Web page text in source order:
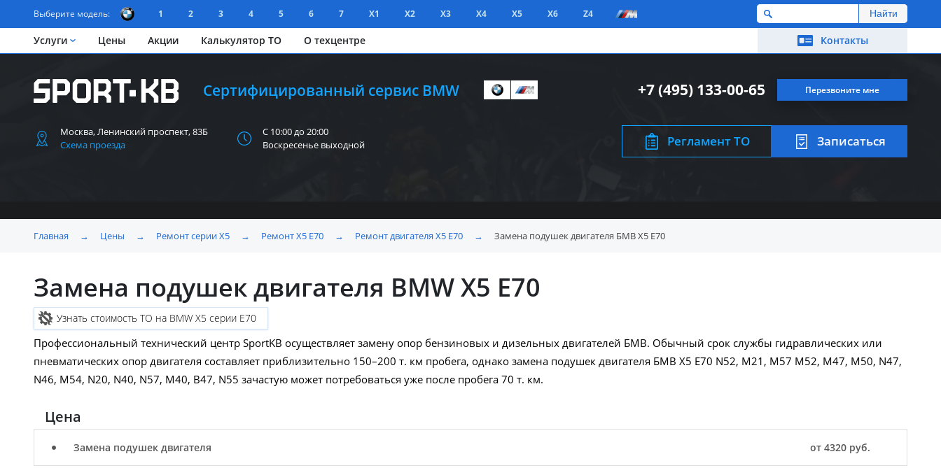
Выберите модель: 1 2 3 4 5 6 7 X1 X2 X3 X4 X5 X6 Z4
Услуги Цены Акции Калькулятор ТО О техцентре Контакты
Сертифицированный сервис BMW Перезвоните мне
+7 (495) 133-00-65
Москва, Ленинский проспект, 83Б
Схема проезда
С 10:00 до 20:00
Воскресенье выходной
Регламент ТО Записаться
Главная → Цены → Ремонт серии X5 → Ремонт Х5 Е70 → Ремонт двигателя X5 E70 → Замена подушек двигателя БМВ X5 E70
Замена подушек двигателя BMW X5 E70
Узнать стоимость ТО на BMW X5 серии E70
Профессиональный технический центр SportKB осуществляет замену опор бензиновых и дизельных двигателей БМВ. Обычный срок службы гидравлических или
пневматических опор двигателя составляет приблизительно 150–200 т. км пробега, однако замена подушек двигателя БМВ X5 E70 N52, M21, M57 M52, M47, M50, N47,
N46, M54, N20, N40, N57, M40, B47, N55 зачастую может потребоваться уже после пробега 70 т. км.
Цена
Замена подушек двигателя от 4320 руб.